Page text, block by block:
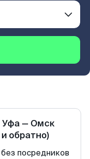
Уфа — Омск
обратно)
посредников